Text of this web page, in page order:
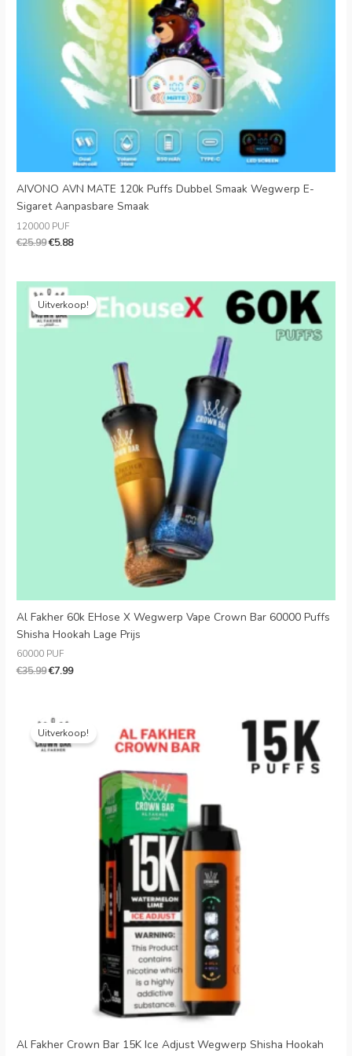
AIVONO AVN MATE 120k Puffs Dubbel Smaak Wegwerp E-
Sigaret Aanpasbare Smaak
120000 PUF
€25.99€5.88
Uitverkoop!
Al Fakher 60k EHose X Wegwerp Vape Crown Bar 60000 Puffs
Shisha Hookah Lage Prijs
60000 PUF
€35.99
Oorspronkelijke
prijs
was:
€35.99.
€7.99
prijs
is:
Uitverkoop!
Al Fakher Crown Bar 15K Ice Adjust Wegwerp Shisha Hookah
Oorspronkelijke
prijs
was:
€35.99.
prijs
is: